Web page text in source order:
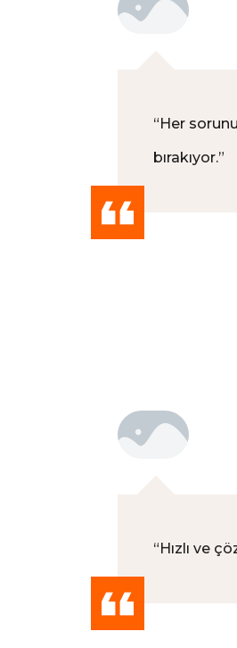
“ Her
bırakıyor.”
“Hızlı ve